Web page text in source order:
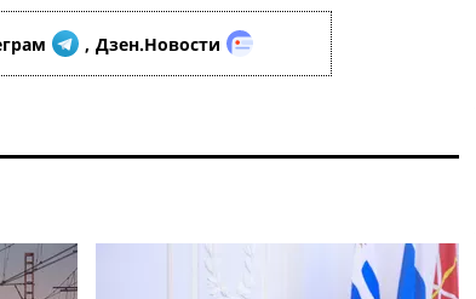
, Дзен.Новости